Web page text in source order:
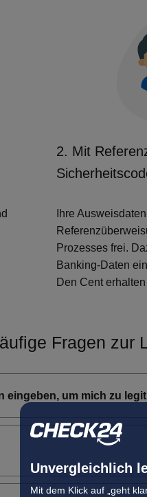
Unvergleichlich
Mit dem Klick auf „geht
2. Mit
Ihre
Prozesses frei.
Banking-Daten
Den Cent
Fragen zur
um mich zu